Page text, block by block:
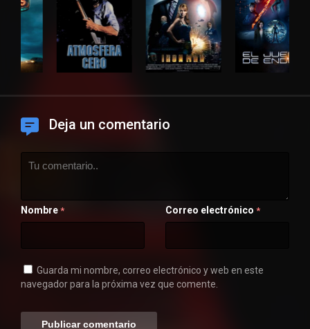
Deja un comentario
Nombre * Correo electrónico *
Guarda mi nombre, correo electrónico y web en este
navegador para la próxima vez que comente.